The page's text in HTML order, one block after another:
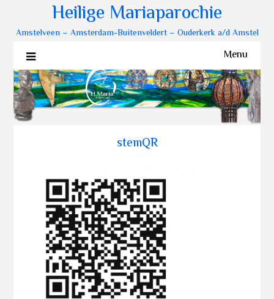
Heilige Mariaparochie
Amstelveen – Amsterdam-Buitenveldert – Ouderkerk a/d Amstel
Menu
stemQR